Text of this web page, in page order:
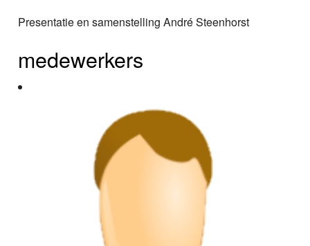
Presentatie en samenstelling André Steenhorst
medewerkers